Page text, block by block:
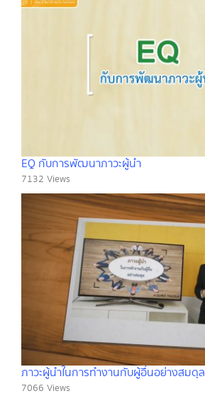
EQ กับการพัฒนาภาวะผู้นำ
7132 Views
ภาวะผู้นำในการทำงานกับผู้อื่นอย่างสมดุล
7066 Views